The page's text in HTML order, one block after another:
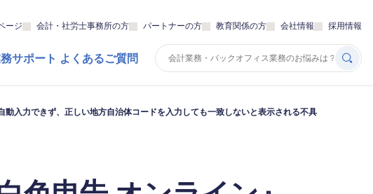
ージ 会計・社労士事務所の方 パートナーの方 教育関係の方 会社情報 採用情報
サポート よくあるご質問
入力できず、正しい地方自治体コードを入力しても一致しないと表示される不具